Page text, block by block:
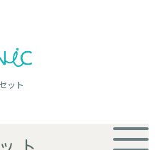
ット